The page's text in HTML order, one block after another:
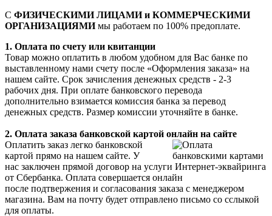
С ФИЗИЧЕСКИМИ ЛИЦАМИ и КОММЕРЧЕСКИМИ
ОРГАНИЗАЦИЯМИмы работаем по 100% предоплате.
1. Оплата по счету или квитанции
Товар можно оплатить в любом удобном для Вас банке по
выставленному нами счету после «Оформления заказа» на
нашем сайте. Срок зачисления денежных средств - 2-3
рабочих дня. При оплате банковского перевода
дополнительно взимается комиссия банка за перевод
денежных средств. Размер комиссии уточняйте в банке.
2. Оплата заказа банковской картой онлайн на сайте
Оплатить заказ легко банковской
картой прямо на нашем сайте. У
нас заключен прямой договор на услуги Интернет-эквайринга
от Сбербанка. Оплата совершается онлайн
после подтвержения и согласования заказа с менеджером
магазина. Вам на почту будет отправлено письмо со сслыкой
для оплаты.